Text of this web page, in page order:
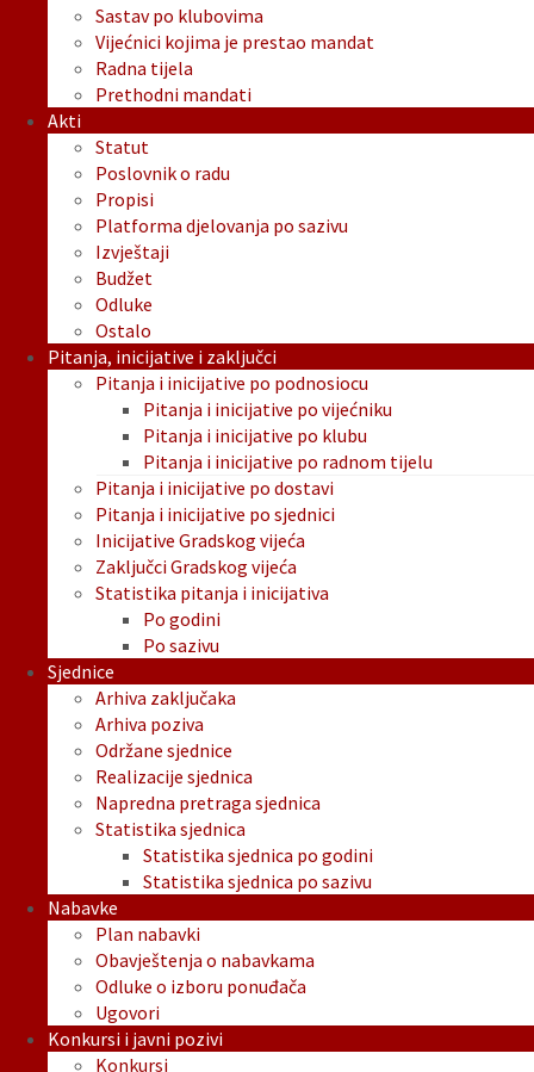
Sastav po klubovima
Vijećnici kojima je prestao mandat
Radna tijela
Prethodni mandati
Akti
Statut
Poslovnik o radu
Propisi
Platforma djelovanja po sazivu
Izvještaji
Budžet
Odluke
Ostalo
Pitanja, inicijative i zaključci
Pitanja i inicijative po podnosiocu
Pitanja i inicijative po vijećniku
Pitanja i inicijative po klubu
Pitanja i inicijative po radnom tijelu
Pitanja i inicijative po dostavi
Pitanja i inicijative po sjednici
Inicijative Gradskog vijeća
Zaključci Gradskog vijeća
Statistika pitanja i inicijativa
Po godini
Po sazivu
Sjednice
Arhiva zaključaka
Arhiva poziva
Održane sjednice
Realizacije sjednica
Napredna pretraga sjednica
Statistika sjednica
Statistika sjednica po godini
Statistika sjednica po sazivu
Nabavke
Plan nabavki
Obavještenja o nabavkama
Odluke o izboru ponuđača
Ugovori
Konkursi i javni pozivi
Konkursi